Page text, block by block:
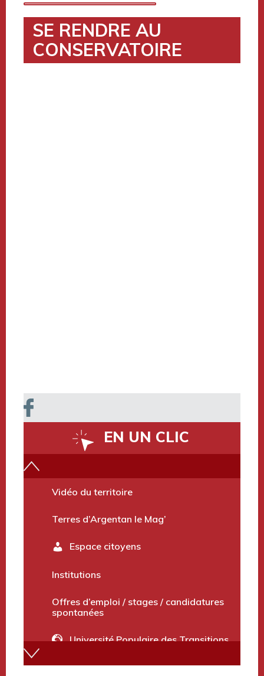
SE RENDRE AU
CONSERVATOIRE
EN UN CLIC
Vidéo du territoire
Terres d’Argentan le Mag’
Espace citoyens
Institutions
Offres d’emploi / stages / candidatures
spontanées
Université Populaire des Transitions
Annuaire des services